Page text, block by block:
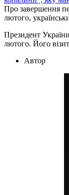
Про завершення
лютого,
Президент України
лютого. Його
Автор